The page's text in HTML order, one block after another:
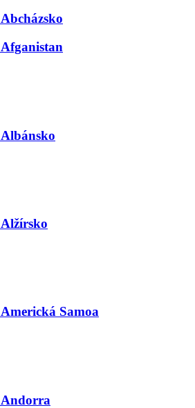
Abcházsko
Afganistan
Albánsko
Alžírsko
Americká Samoa
Andorra